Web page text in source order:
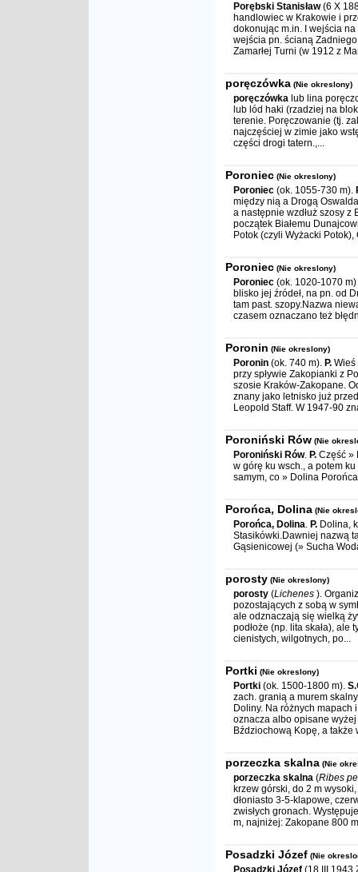
Porębski Stanisław(6 X
handlowiec w Krakowie i
dokonując m.in. I wejścia
wejścia pn. ścianą
Zamarłej Turni (w 1912 z
poręczówka (Nie okreslony)
poręczówka lub lina
lub lód haki (rzadziej na
terenie. Poręczowanie (tj.
najczęściej w zimie jako
części drogi tatern.,...
Poroniec (Nie okreslony)
Poroniec (ok. 1055-730 m).
między nią a Drogą
a następnie wzdłuż szosy z
początek Białemu
Potok (czyli Wyżacki Potok),
Poroniec (Nie okreslony)
Poroniec (ok. 1020-1070
blisko jej źródeł, na pn. od
tam past. szopy.Nazwa
czasem oznaczano też
Poronin (Nie okreslony)
Poronin (ok. 740 m). P. Wieś
przy spływie Zakopianki z
szosie Kraków-Zakopane.
znany jako letnisko już
Leopold Staff. W 1947-90
Poroniński Rów (Nie
Poroniński Rów. P. Część »
w górę ku wsch., a potem
samym, co » Dolina Porońca
Porońca, Dolina (Nie
Porońca, Dolina. P. Dolina,
Stasikówki.Dawniej nazwą
Gąsienicowej (» Sucha
porosty (Nie okreslony)
porosty (Lichenes ).
pozostających z sobą w
ale odznaczają się wielką
podłoże (np. lita skała),
cienistych, wilgotnych, po...
Portki (Nie okreslony)
Portki (ok. 1500-1800 m). S.
zach. granią a murem
Doliny. Na różnych mapach
oznacza albo opisane
Bździochową Kopę, a także
porzeczka skalna (Nie
porzeczka skalna (Ribes
krzew górski, do 2 m
dłoniasto 3-5-klapowe,
zwisłych gronach.
m, najniżej: Zakopane 800
Posadzki Józef (Nie
Posadzki Józef (18 III 1943